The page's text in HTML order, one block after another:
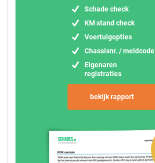
Schade check
KM stand check
Voertuigopties
Chassisnr. / meldcode
Eigenaren
registraties
bekijk rapport